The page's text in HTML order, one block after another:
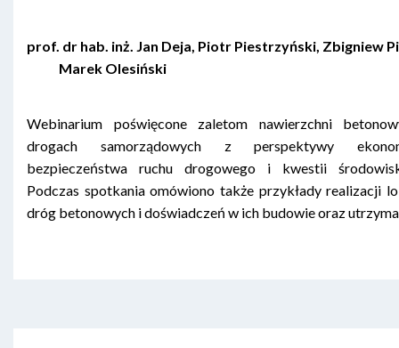
prof. dr hab. inż. Jan Deja, Piotr Piestrzyński, Zbigniew
Marek Olesiński
Webinarium poświęcone zaletom nawierzchni
drogach samorządowych z perspektywy
bezpieczeństwa ruchu drogowego i kwestii
Podczas spotkania omówiono także przykłady realizacji
dróg betonowych i doświadczeń w ich budowie oraz